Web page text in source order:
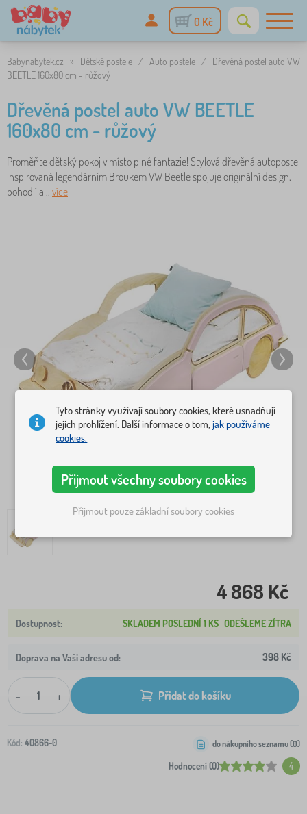
0 Kč
Babynabytek.cz » Dětské postele / Auto postele /
Dřevěná postel auto VW
BEETLE 160x80 cm - růžový
Dřevěná postel auto VW BEETLE
160x80 cm - růžový
Proměňte dětský pokoj v místo plné fantazie! Stylová dřevěná autopostel
inspirovaná legendárním Broukem VW Beetle spojuje originální design,
pohodlí a .. více
4 868 Kč
SKLADEM POSLEDNÍ 1 KS ODEŠLEME ZÍTRA
Doprava na Vaši adresu od: 398 Kč
- + Přidat do košíku
Kód: 40866-0
Hodnocení (0) 4
do nákupního seznamu (0)
Tyto stránky využívají soubory cookies, které usnadňují
jejich prohlížení. Další informace o tom,jak používáme
cookies.
Přijmout všechny soubory cookies
Přijmout pouze základní soubory cookies